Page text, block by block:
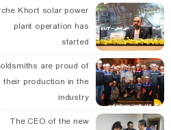
Khort solar power
plant operation has
started
are proud of
their production in the
industry
The CEO of the new